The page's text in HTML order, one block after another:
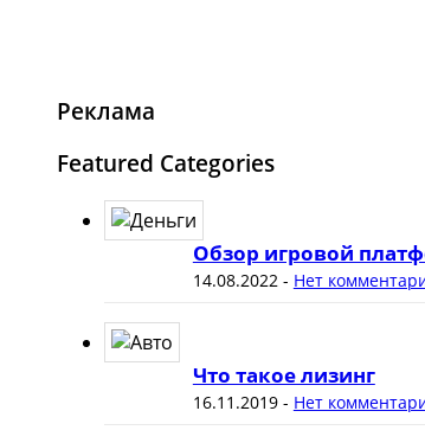
Реклама
Featured Categories
Обзор игровой
14.08.2022 - Нет
Что такое лизинг
16.11.2019- Нет